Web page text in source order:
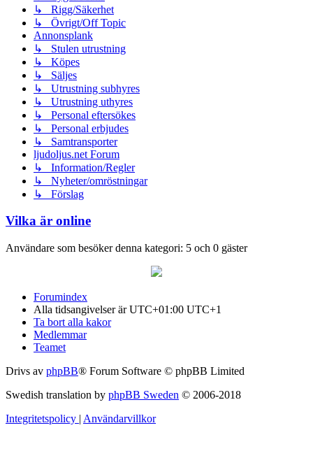
↳ Rigg/Säkerhet
↳ Övrigt/Off Topic
Annonsplank
↳ Stulen utrustning
↳ Köpes
↳ Säljes
↳ Utrustning subhyres
↳ Utrustning uthyres
↳ Personal eftersökes
↳ Personal erbjudes
↳ Samtransporter
ljudoljus.net Forum
↳ Information/Regler
↳ Nyheter/omröstningar
↳ Förslag
Vilka är online
Användare som besöker denna kategori: 5 och 0 gäster
Forumindex
Alla tidsangivelser är UTC+01:00 UTC+1
Ta bort alla kakor
Medlemmar
Teamet
Drivs av phpBB® Forum Software © phpBB Limited
Swedish translation by phpBB Sweden © 2006-2018
Integritetspolicy | Användarvillkor